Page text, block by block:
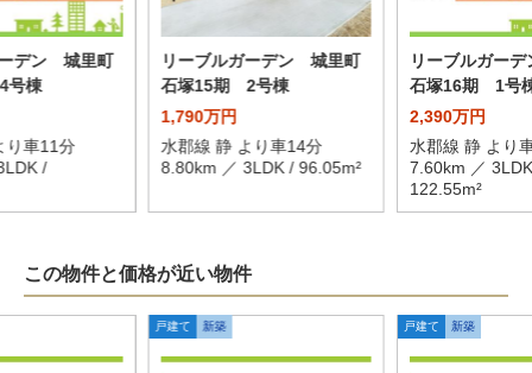
デン 城里町
号棟
り車11分
/
リーブルガーデン 城里町
石塚15期 2号棟
1,790万円
水郡線 静 より車14分
8.80km ／ 3LDK / 96.05m²
リーブルガー
石塚16期 1号
2,390万円
水郡線 静 より
7.60km ／
122.55m²
この物件と価格が近い物件
戸建て 新築 戸建て 新築